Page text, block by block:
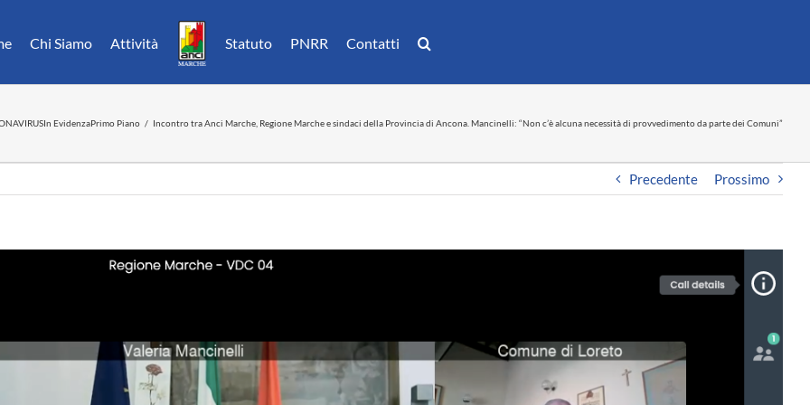
Chi Siamo Attività Statuto PNRR Contatti
In EvidenzaPrimo Piano Incontro tra Anci Marche, Regione Marche e sindaci della Provincia di Ancona. Mancinelli: “Non c’è alcuna necessità di provvedimento da parte dei Comuni”
Precedente Prossimo